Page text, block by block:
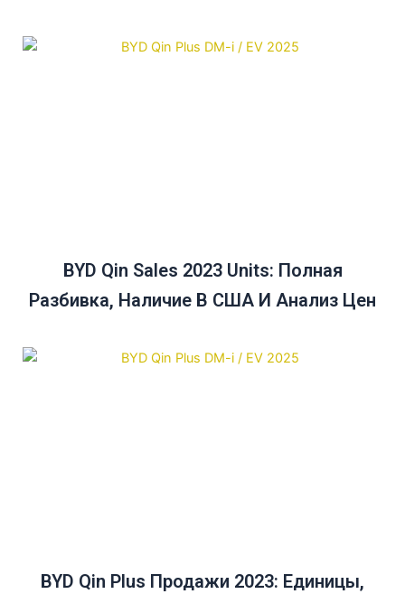
Plus
BYD Qin Sales 2023 Units: Полная
Разбивка, Наличие В США И Анализ Цен
BYD Qin Plus Продажи 2023: Единицы,